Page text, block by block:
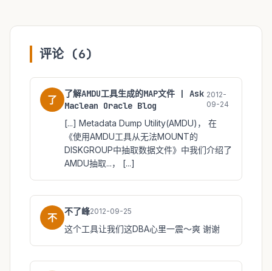
评论 (6)
了
了解AMDU工具生成的MAP文件 | Ask
Maclean Oracle Blog
2012-
09-24
[...] Metadata Dump Utility(AMDU)， 在
《使用AMDU工具从无法MOUNT的
DISKGROUP中抽取数据文件》中我们介绍了
AMDU抽取...， [...]
不 不了峰2012-09-25
这个工具让我们这DBA心里一震～爽 谢谢